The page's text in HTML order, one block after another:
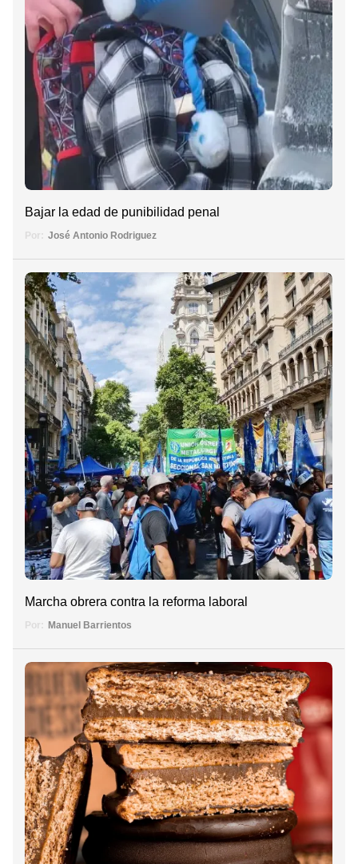
Bajar la edad de punibilidad penal
Por: José Antonio Rodriguez
Marcha obrera contra la reforma laboral
Por: Manuel Barrientos